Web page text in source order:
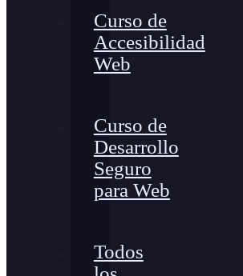
Curso de
Accesibilidad
Web
Curso de
Desarrollo
Seguro
para Web
Todos